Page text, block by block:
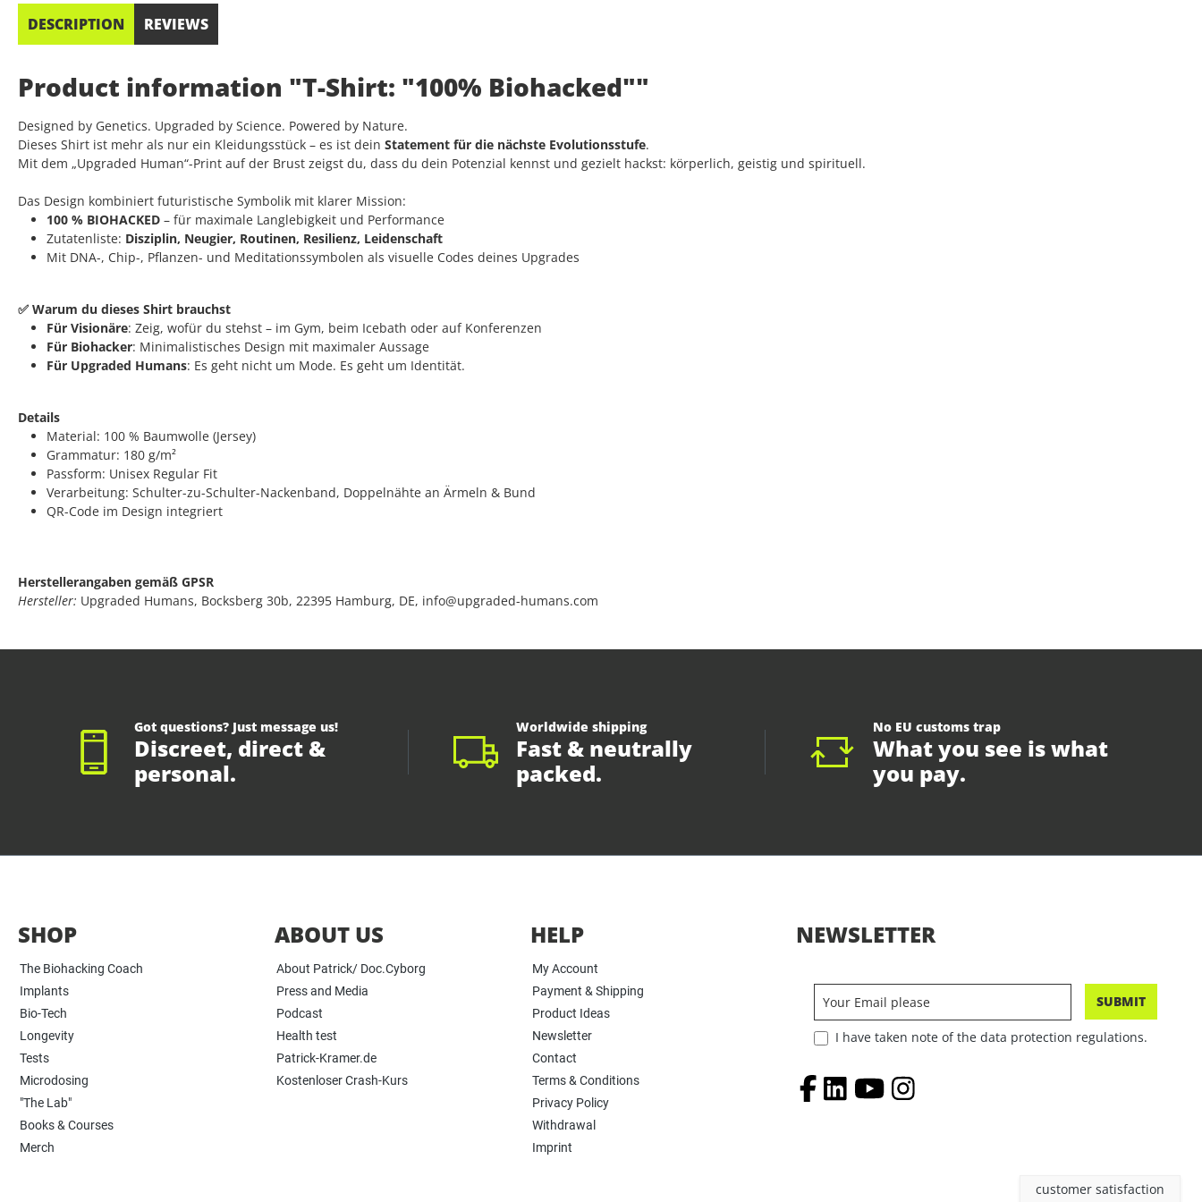
DESCRIPTION REVIEWS
Product information "T-Shirt: "100% Biohacked""
Designed by Genetics. Upgraded by Science. Powered by Nature.
Dieses Shirt ist mehr als nur ein Kleidungsstück – es ist dein Statement für die nächste Evolutionsstufe.
Mit dem „Upgraded Human“-Print auf der Brust zeigst du, dass du dein Potenzial kennst und gezielt hackst: körperlich, geistig und spirituell.
Das Design kombiniert futuristische Symbolik mit klarer Mission:
100 % BIOHACKED – für maximale Langlebigkeit und Performance
Zutatenliste: Disziplin, Neugier, Routinen, Resilienz, Leidenschaft
Mit DNA-, Chip-, Pflanzen- und Meditationssymbolen als visuelle Codes deines Upgrades
✅ Warum du dieses Shirt brauchst
Für Visionäre: Zeig, wofür du stehst – im Gym, beim Icebath oder auf Konferenzen
Für Biohacker: Minimalistisches Design mit maximaler Aussage
Für Upgraded Humans: Es geht nicht um Mode. Es geht um Identität.
Details
Material: 100 % Baumwolle (Jersey)
Grammatur: 180 g/m²
Passform: Unisex Regular Fit
Verarbeitung: Schulter-zu-Schulter-Nackenband, Doppelnähte an Ärmeln & Bund
QR-Code im Design integriert
Herstellerangaben gemäß GPSR
Hersteller: Upgraded Humans, Bocksberg 30b, 22395 Hamburg, DE, info@upgraded-humans.com
Got questions? Just message us!
Discreet, direct &
personal.
Worldwide shipping
Fast & neutrally
packed.
No EU customs trap
What you see is what
you pay.
customer satisfaction
SHOP
The Biohacking Coach
Implants
Bio-Tech
Longevity
Tests
Microdosing
"The Lab"
Books & Courses
Merch
ABOUT US
About Patrick/ Doc.Cyborg
Press and Media
Podcast
Health test
Patrick-Kramer.de
Kostenloser Crash-Kurs
HELP
My Account
Payment & Shipping
Product Ideas
Newsletter
Contact
Terms & Conditions
Privacy Policy
Withdrawal
Imprint
NEWSLETTER
SUBMIT
I have taken note of the data protection regulations.